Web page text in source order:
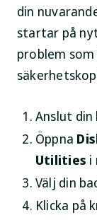
din
startar på
problem
Anslut din
Öppna
Utilities i
Välj din
Klicka på